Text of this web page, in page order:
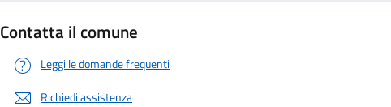
Contatta il comune
Leggi le domande frequenti
Richiedi assistenza